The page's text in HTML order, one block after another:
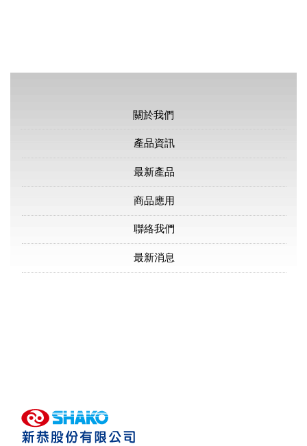
關於我們
產品資訊
最新產品
商品應用
聯絡我們
最新消息